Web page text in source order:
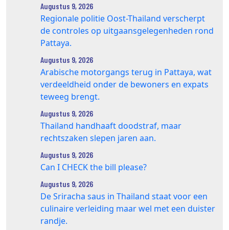
Augustus 9, 2026
Regionale politie Oost-Thailand verscherpt
de controles op uitgaansgelegenheden rond
Pattaya.
Augustus 9, 2026
Arabische motorgangs terug in Pattaya, wat
verdeeldheid onder de bewoners en expats
teweeg brengt.
Augustus 9, 2026
Thailand handhaaft doodstraf, maar
rechtszaken slepen jaren aan.
Augustus 9, 2026
Can I CHECK the bill please?
Augustus 9, 2026
De Sriracha saus in Thailand staat voor een
culinaire verleiding maar wel met een duister
randje.